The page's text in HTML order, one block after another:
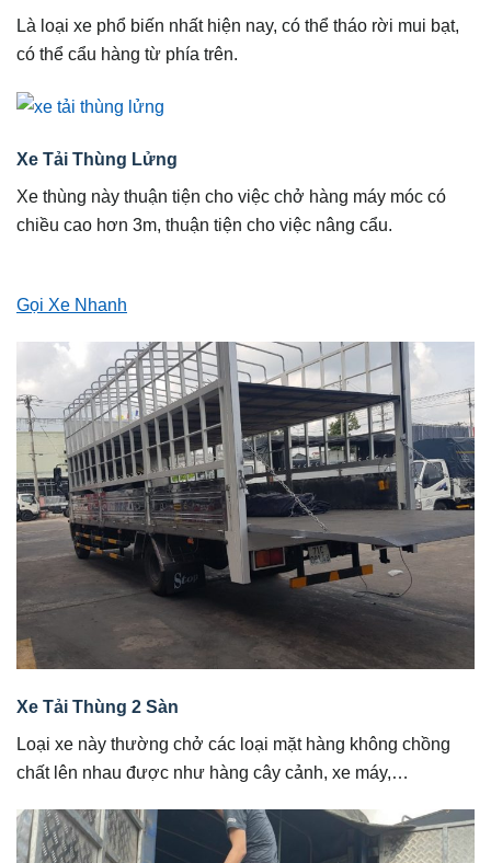
Là loại xe phổ biến nhất hiện nay, có thể tháo rời mui bạt,
có thể cẩu hàng từ phía trên.
Xe Tải Thùng Lửng
Xe thùng này thuận tiện cho việc chở hàng máy móc có
chiều cao hơn 3m, thuận tiện cho việc nâng cẩu.
Gọi Xe Nhanh
Xe Tải Thùng 2 Sàn
Loại xe này thường chở các loại mặt hàng không chồng
chất lên nhau được như hàng cây cảnh, xe máy,…